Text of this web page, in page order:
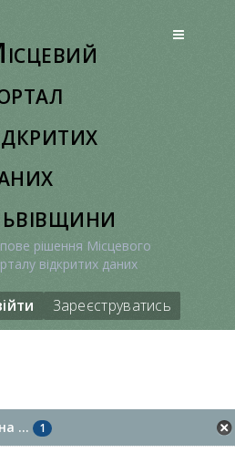
рішення Місцевого
відкритих даних
Зареєструватись
... 1